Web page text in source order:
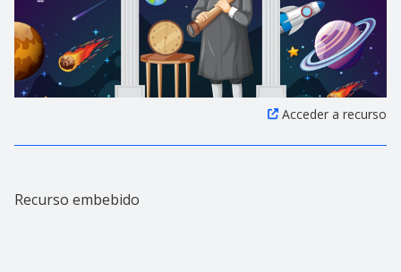
Acceder a recurso
Recurso embebido